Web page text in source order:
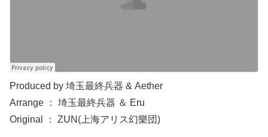
Produced by 埼玉最終兵器 & Aether
Arrange ： 埼玉最終兵器 ＆ Eru
Original ： ZUN(上海アリス幻樂団)